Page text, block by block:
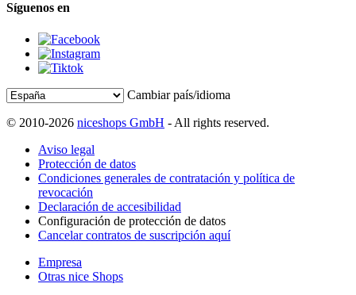
Síguenos en
Cambiar país/idioma
© 2010-2026 niceshops GmbH - All rights reserved.
Aviso legal
Protección de datos
Condiciones generales de contratación y política de
revocación
Declaración de accesibilidad
Configuración de protección de datos
Cancelar contratos de suscripción aquí
Empresa
Otras nice Shops